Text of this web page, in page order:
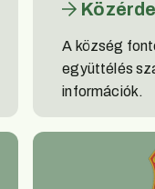
A község
együttélés
információk.